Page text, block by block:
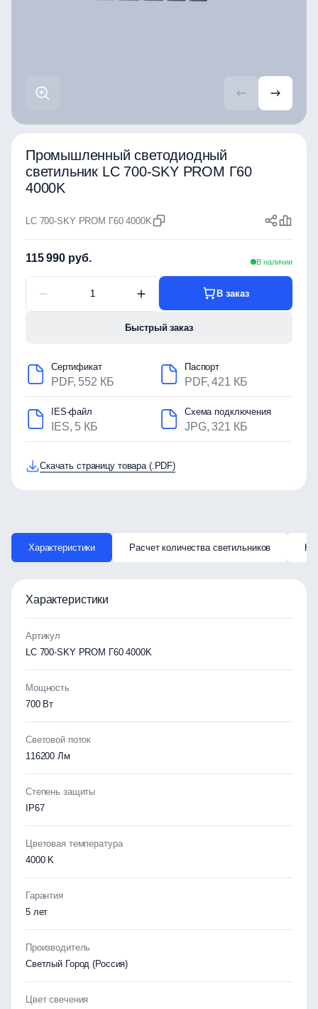
Промышленный светодиодный
светильник LC 700-SKY PROM Г60
4000K
LC 700-SKY PROM Г60 4000K
115 990 руб. В наличии
В заказ
Быстрый заказ
Сертификат
PDF, 552 КБ
Паспорт
PDF, 421 КБ
IES-файл
IES, 5 КБ
Схема подключения
JPG, 321 КБ
Скачать страницу товара (.PDF)
Характеристики Расчет количества светильников
Характеристики
Артикул
LC 700-SKY PROM Г60 4000K
Мощность
700 Вт
Световой поток
116200 Лм
Степень защиты
IP67
Цветовая температура
4000 K
Гарантия
5 лет
Производитель
Светлый Город (Россия)
Цвет свечения